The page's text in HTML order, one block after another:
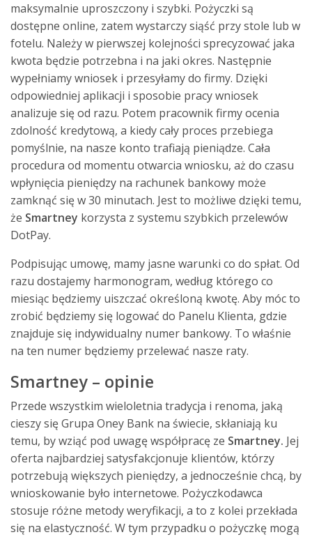
maksymalnie uproszczony i szybki. Pożyczki są
dostępne online, zatem wystarczy siąść przy stole lub w
fotelu. Należy w pierwszej kolejności sprecyzować jaka
kwota będzie potrzebna i na jaki okres. Następnie
wypełniamy wniosek i przesyłamy do firmy. Dzięki
odpowiedniej aplikacji i sposobie pracy wniosek
analizuje się od razu. Potem pracownik firmy ocenia
zdolność kredytową, a kiedy cały proces przebiega
pomyślnie, na nasze konto trafiają pieniądze. Cała
procedura od momentu otwarcia wniosku, aż do czasu
wpłynięcia pieniędzy na rachunek bankowy może
zamknąć się w 30 minutach. Jest to możliwe dzięki temu,
że Smartney korzysta z systemu szybkich przelewów
DotPay.
Podpisując umowę, mamy jasne warunki co do spłat. Od
razu dostajemy harmonogram, według którego co
miesiąc będziemy uiszczać określoną kwotę. Aby móc to
zrobić będziemy się logować do Panelu Klienta, gdzie
znajduje się indywidualny numer bankowy. To właśnie
na ten numer będziemy przelewać nasze raty.
Smartney – opinie
Przede wszystkim wieloletnia tradycja i renoma, jaką
cieszy się Grupa Oney Bank na świecie, skłaniają ku
temu, by wziąć pod uwagę współpracę ze Smartney. Jej
oferta najbardziej satysfakcjonuje klientów, którzy
potrzebują większych pieniędzy, a jednocześnie chcą, by
wnioskowanie było internetowe. Pożyczkodawca
stosuje różne metody weryfikacji, a to z kolei przekłada
się na elastyczność. W tym przypadku o pożyczkę mogą